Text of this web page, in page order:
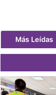
Más Leídas